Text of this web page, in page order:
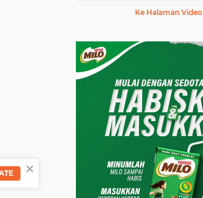
Ke Halaman Video
×